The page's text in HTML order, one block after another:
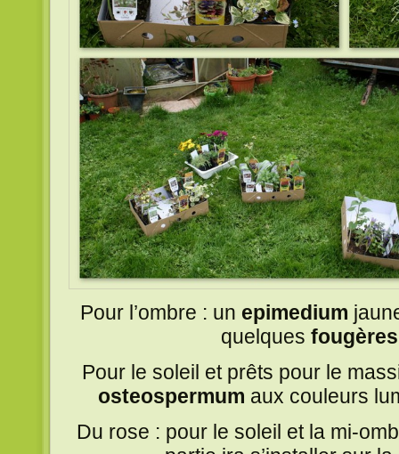
Pour l’ombre : un epimedium
quelques
Pour le soleil et prêts pour le
osteospermum aux couleurs
Du rose : pour le soleil et la mi-